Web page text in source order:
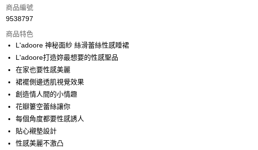
POYA支付
LINE Pay
Apple Pay
街口支付
悠遊付
Google Pay
AFTEE先享後付
相關說明
商品編號
9538797
商品特色
L'adoore 神秘面紗 絲滑蕾絲性感睡裙
L'adoore打造妳最想要的性感聖品
在家也要性感美麗
裙襬側邊透肌視覺效果
創造情人間的小情趣
花瓣簍空蕾絲讓你
每個角度都要性感誘人
貼心襯墊設計
性感美麗不激凸